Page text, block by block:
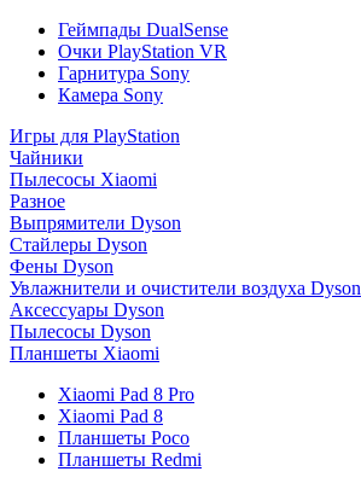
Геймпады DualSense
Очки PlayStation VR
Гарнитура Sony
Камера Sony
Игры для PlayStation
Чайники
Пылесосы Xiaomi
Разное
Выпрямители Dyson
Стайлеры Dyson
Фены Dyson
Увлажнители и очистители воздуха Dyson
Аксессуары Dyson
Пылесосы Dyson
Планшеты Xiaomi
Xiaomi Pad 8 Pro
Xiaomi Pad 8
Планшеты Poco
Планшеты Redmi